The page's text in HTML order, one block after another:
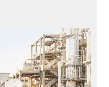
mit VISTRA®